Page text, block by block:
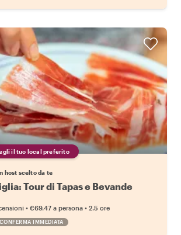
il tuo local preferito
host scelto da te
Tour di Tapas e Bevande
• €69.47 a persona • 2.5 ore
CONFERMA IMMEDIATA